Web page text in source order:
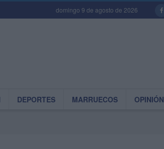
domingo 9 de agosto de 2026
DEPORTES MARRUECOS OPINIÓN